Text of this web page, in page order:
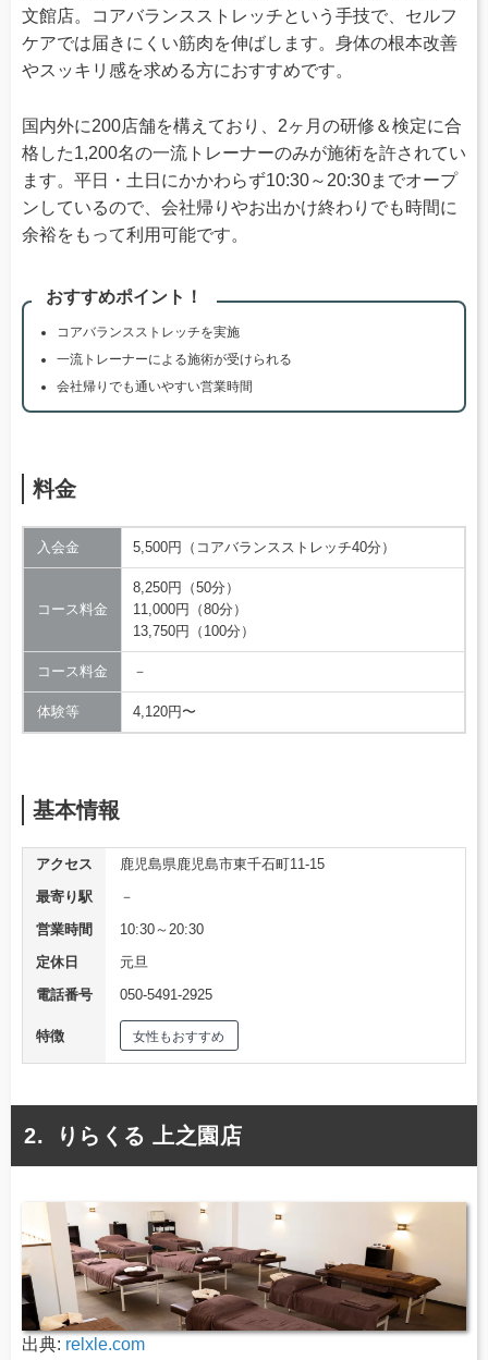
文館店。コアバランスストレッチという手技で、セルフ
ケアでは届きにくい筋肉を伸ばします。身体の根本改善
やスッキリ感を求める方におすすめです。
国内外に200店舗を構えており、2ヶ月の研修＆検定に合
格した1,200名の一流トレーナーのみが施術を許されてい
ます。平日・土日にかかわらず10:30～20:30までオープ
ンしているので、会社帰りやお出かけ終わりでも時間に
余裕をもって利用可能です。
おすすめポイント！
コアバランスストレッチを実施
一流トレーナーによる施術が受けられる
会社帰りでも通いやすい営業時間
料金
入会金 5,500円（コアバランスストレッチ40分）
コース料金
8,250円（50分）
11,000円（80分）
13,750円（100分）
コース料金 －
体験等 4,120円〜
基本情報
アクセス
鹿児島県鹿児島市東千石町11-15
最寄り駅
－
営業時間
10:30～20:30
定休日
元旦
電話番号
050-5491-2925
特徴 女性もおすすめ
りらくる 上之園店
出典: relxle.com